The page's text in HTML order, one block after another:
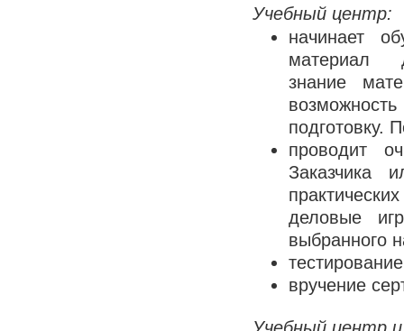
Учебный центр:
начинает
материал
знание
подготовку.
проводит
Заказчика
деловые
выбранного
вручение